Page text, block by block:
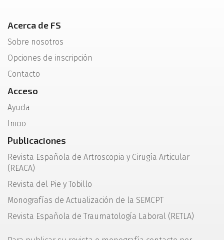
Acerca de FS
Sobre nosotros
Opciones de inscripción
Contacto
Acceso
Ayuda
Inicio
Publicaciones
Revista Española de Artroscopia y Cirugía Articular
(REACA)
Revista del Pie y Tobillo
Monografías de Actualización de la SEMCPT
Revista Española de Traumatología Laboral (RETLA)